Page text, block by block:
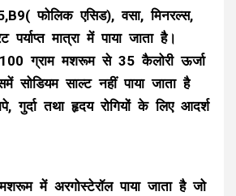
फोलिक एसिड), वसा, मिनरल्स,
पर्याप्त मात्रा में पाया जाता है।
100 ग्राम मशरूम से 35 कैलोरी ऊर्जा
सोडियम साल्ट नहीं पाया जाता है
गुर्दा तथा हृदय रोगियों के लिए आदर्श
में अरगोस्टेरॉल पाया जाता है जो